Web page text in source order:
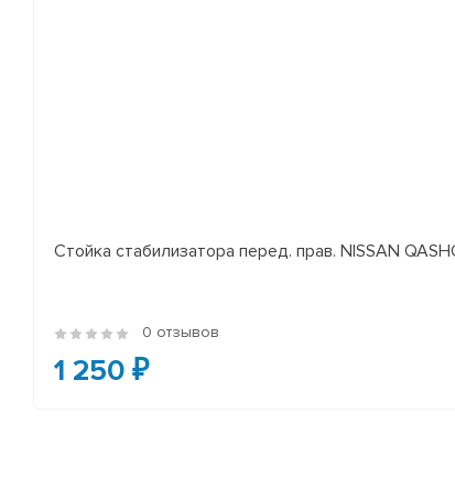
Стойка стабилизатора перед. прав. NISSAN
0 отзывов
1 250 ₽